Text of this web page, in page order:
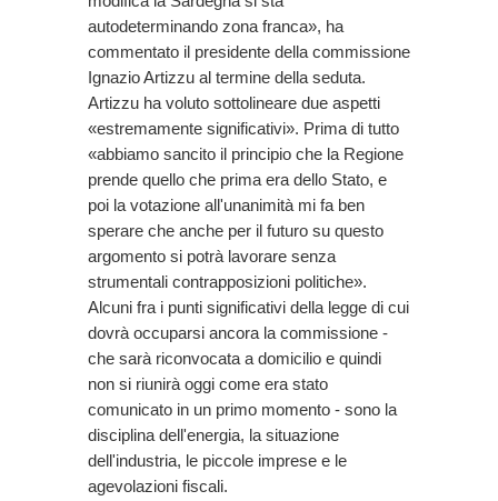
autodeterminando zona franca», ha
commentato il presidente della commissione
Ignazio Artizzu al termine della seduta.
Artizzu ha voluto sottolineare due aspetti
«estremamente significativi». Prima di tutto
«abbiamo sancito il principio che la Regione
prende quello che prima era dello Stato, e
poi la votazione all'unanimità mi fa ben
sperare che anche per il futuro su questo
argomento si potrà lavorare senza
strumentali contrapposizioni politiche».
Alcuni fra i punti significativi della legge di cui
dovrà occuparsi ancora la commissione -
che sarà riconvocata a domicilio e quindi
non si riunirà oggi come era stato
comunicato in un primo momento - sono la
disciplina dell'energia, la situazione
dell'industria, le piccole imprese e le
agevolazioni fiscali.